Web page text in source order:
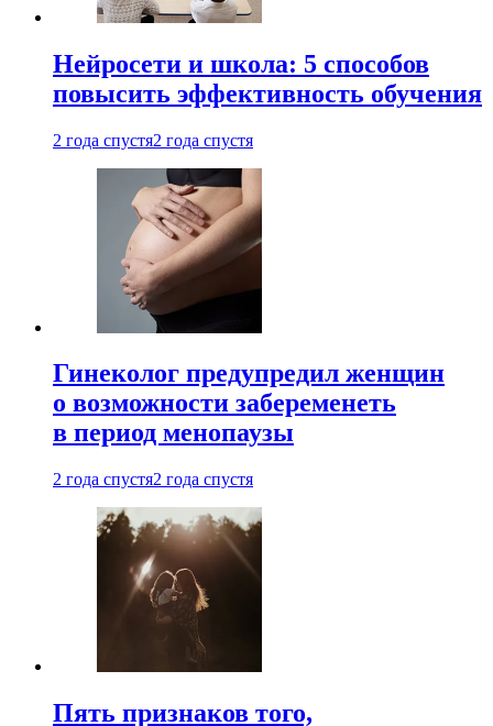
Нейросети и школа: 5 способов
повысить эффективность обучения
2 года спустя2 года спустя
Гинеколог предупредил женщин
о возможности забеременеть
в период менопаузы
2 года спустя2 года спустя
Пять признаков того,